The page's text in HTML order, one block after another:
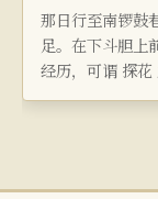
那日行至南锣鼓
足。在下斗胆上
经历，可谓 探花